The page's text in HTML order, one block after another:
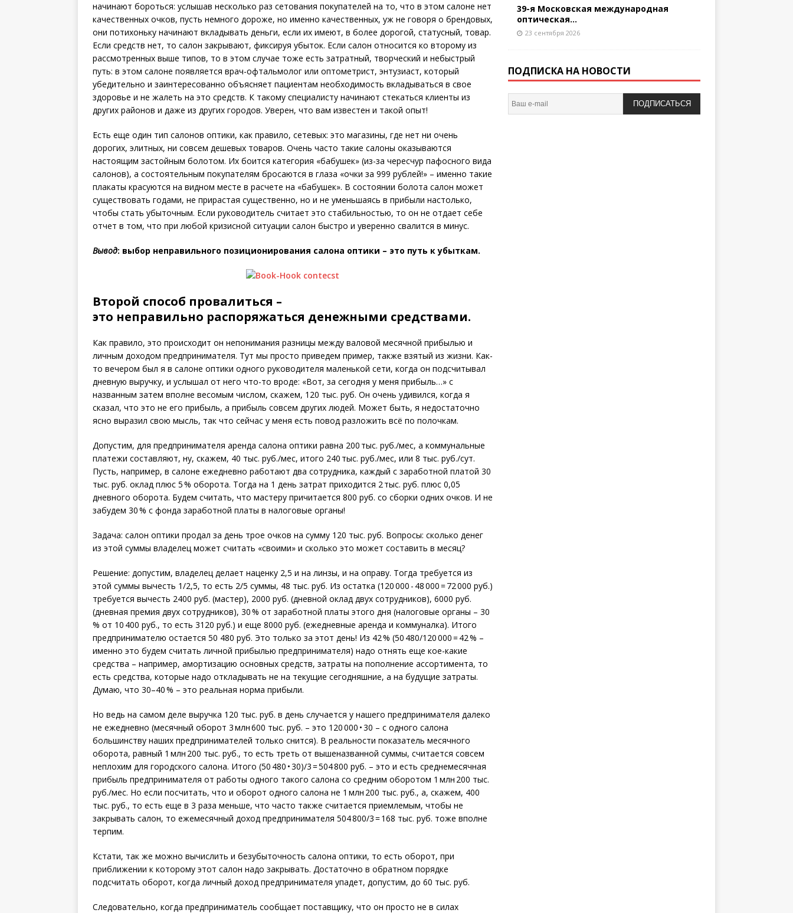
начинают бороться: услышав несколько раз сетования покупателей на то, что в этом салоне нет
качественных очков, пусть немного дороже, но именно качественных, уж не говоря о брендовых,
они потихоньку начинают вкладывать деньги, если их имеют, в более дорогой, статусный, товар.
Если средств нет, то салон закрывают, фиксируя убыток. Если салон относится ко второму из
рассмотренных выше типов, то в этом случае тоже есть затратный, творческий и небыстрый
путь: в этом салоне появляется врач-офтальмолог или оптомет­рист, энтузиаст, который
убедительно и заинтересованно объясняет пациентам необходимость вкладываться в свое
здоровье и не жалеть на это средств. К такому специалисту начинают стекаться клиенты из
других районов и даже из других городов. Уверен, что вам известен и такой опыт!
Есть еще один тип салонов оптики, как правило, сетевых: это магазины, где нет ни очень
дорогих, элитных, ни совсем дешевых товаров. Очень часто такие салоны оказываются
настоящим застойным болотом. Их боится категория «бабушек» (из-за чересчур пафосного вида
салонов), а состоятельным покупателям бросаются в глаза «очки за 999 рублей!» – именно такие
плакаты красуются на видном месте в расчете на «бабушек». В состоянии болота салон может
существовать годами, не прирастая существенно, но и не уменьшаясь в прибыли настолько,
чтобы стать убыточным. Если руководитель считает это стабильностью, то он не отдает себе
отчет в том, что при любой кризисной ситуации салон быстро и уверенно свалится в минус.
Вывод: выбор неправильного позиционирования салона оптики – это путь к убыткам.
Второй способ провалиться –
это неправильно распоряжаться денежными средствами.
Как правило, это происходит он непонимания разницы между валовой месячной прибылью и
личным доходом предпринимателя. Тут мы просто приведем пример, также взятый из жизни. Как-
то вечером был я в салоне оптики одного руководителя маленькой сети, когда он подсчитывал
дневную выручку, и услышал от него что-то вроде: «Вот, за сегодня у меня прибыль…» с
названным затем вполне весомым числом, скажем, 120 тыс. руб. Он очень удивился, когда я
сказал, что это не его прибыль, а прибыль совсем других людей. Может быть, я недостаточно
ясно выразил свою мысль, так что сейчас у меня есть повод разложить всё по полочкам.
Допустим, для предпринимателя аренда салона оптики равна 200 тыс. руб./мес, а коммунальные
платежи составляют, ну, скажем, 40 тыс. руб./мес, итого 240 тыс. руб./мес, или 8 тыс. руб./сут.
Пусть, например, в салоне ежедневно работают два сотрудника, каждый с заработной платой 30
тыс. руб. оклад плюс 5 % оборота. Тогда на 1 день затрат приходится 2 тыс. руб. плюс 0,05
дневного оборота. Будем считать, что мастеру причитается 800 руб. со сборки одних очков. И не
забудем 30 % с фонда заработной платы в налоговые органы!
Задача: салон оптики продал за день трое очков на сумму 120 тыс. руб. Вопросы: сколько денег
из этой суммы владелец может считать «своими» и сколько это может составить в месяц?
Решение: допустим, владелец делает наценку 2,5 и на линзы, и на оправу. Тогда требуется из
этой суммы вычесть 1/2,5, то есть 2/5 суммы, 48 тыс. руб. Из остатка (120 000 - 48 000 = 72 000 руб.)
требуется вычесть 2400 руб. (мастер), 2000 руб. (дневной оклад двух сотрудников), 6000 руб.
(дневная премия двух сотрудников), 30 % от заработной платы этого дня (налоговые органы – 30
% от 10 400 руб., то есть 3120 руб.) и еще 8000 руб. (еже­дневные аренда и коммуналка). Итого
предпринимателю остается 50 480 руб. Это только за этот день! Из 42 % (50 480/120 000 = 42 % –
именно это будем считать личной прибылью предпринимателя) надо отнять еще кое-какие
средства – например, амортизацию основных средств, затраты на пополнение ассортимента, то
есть средства, которые надо откладывать не на текущие сегодняшние, а на будущие затраты.
Думаю, что 30–40 % – это реальная норма прибыли.
Но ведь на самом деле выручка 120 тыс. руб. в день случается у нашего предпринимателя далеко
не еже­дневно (месячный оборот 3 млн 600 тыс. руб. – это 120 000 • 30 – с одного салона
большинству наших предпринимателей только снится). В реальности показатель месячного
оборота, равный 1 млн 200 тыс. руб., то есть треть от вышеназванной суммы, считается совсем
неплохим для городского салона. Итого (50 480 • 30)/3 = 504 800 руб. – это и есть среднемесячная
прибыль предпринимателя от работы одного такого салона со средним оборотом 1 млн 200 тыс.
руб./мес. Но если посчитать, что и оборот одного салона не 1 млн 200 тыс. руб., а, скажем, 400
тыс. руб., то есть еще в 3 раза меньше, что часто также считается приемлемым, чтобы не
закрывать салон, то ежемесячный доход предпринимателя 504 800/3 = 168 тыс. руб. тоже вполне
терпим.
Кстати, так же можно вычислить и безубыточность салона оптики, то есть оборот, при
приближении к которому этот салон надо закрывать. Достаточно в обратном порядке
подсчитать оборот, когда личный доход предпринимателя упадет, допустим, до 60 тыс. руб.
Следовательно, когда предприниматель сообщает поставщику, что он просто не в силах
39-я Московская международная
оптическая...
23 сентября 2026
ПОДПИСКА НА НОВОСТИ
ПОДПИСАТЬСЯ